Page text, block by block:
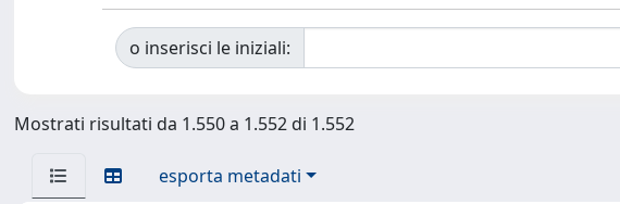
o inserisci le iniziali:
Mostrati risultati da 1.550 a 1.552 di 1.552
esporta metadati